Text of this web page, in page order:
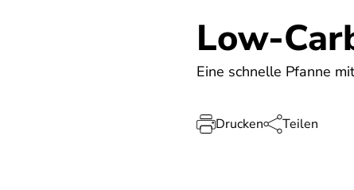
Low-
Eine schnelle Pfanne
Drucken Teilen